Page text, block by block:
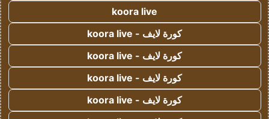
koora live
كورة لايف - koora live
كورة لايف - koora live
كورة لايف - koora live
كورة لايف - koora live